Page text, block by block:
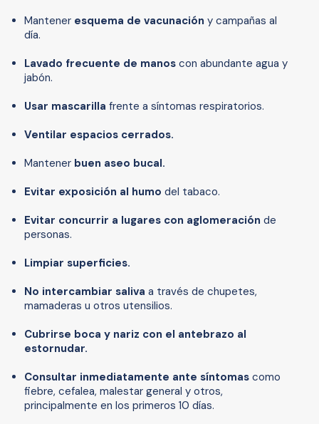
Mantener esquema de vacunación y campañas al
día.
Lavado frecuente de manos con abundante agua y
jabón.
Usar mascarilla frente a síntomas respiratorios.
Ventilar espacios cerrados.
Mantener buen aseo bucal.
Evitar exposición al humo del tabaco.
Evitar concurrir a lugares con aglomeración de
personas.
Limpiar superficies.
No intercambiar saliva a través de chupetes,
mamaderas u otros utensilios.
Cubrirse boca y nariz con el antebrazo al
estornudar.
Consultar inmediatamente ante síntomas como
fiebre, cefalea, malestar general y otros,
principalmente en los primeros 10 días.